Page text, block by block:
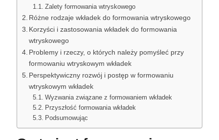
Zalety formowania wtryskowego
Różne rodzaje wkładek do formowania wtryskowego
Korzyści i zastosowania wkładek do formowania
wtryskowego
Problemy i rzeczy, o których należy pomyśleć przy
formowaniu wtryskowym wkładek
Perspektywiczny rozwój i postęp w formowaniu
wtryskowym wkładek
Wyzwania związane z formowaniem wkładek
Przyszłość formowania wkładek
Podsumowując